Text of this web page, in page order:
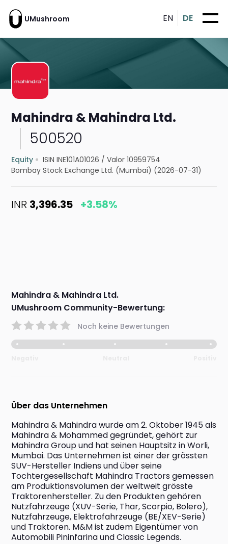
UMushroom EN DE
Mahindra & Mahindra Ltd.
500520
Equity ISIN INE101A01026 /Valor 10959754
Bombay Stock Exchange Ltd. (Mumbai) (2026-07-31)
INR 3,396.35 +3.58%
Mahindra & Mahindra Ltd.
UMushroom Community-Bewertung:
Noch keine Bewertungen
Über das Unternehmen
Mahindra & Mahindra wurde am 2. Oktober 1945 als
Mahindra & Mohammed gegründet, gehört zur
Mahindra Group und hat seinen Hauptsitz in Worli,
Mumbai. Das Unternehmen ist einer der grössten
SUV-Hersteller Indiens und über seine
Tochtergesellschaft Mahindra Tractors gemessen
am Produktionsvolumen der weltweit grösste
Traktorenhersteller. Zu den Produkten gehören
Nutzfahrzeuge (XUV-Serie, Thar, Scorpio, Bolero),
Nutzfahrzeuge, Elektrofahrzeuge (BE/XEV-Serie)
und Traktoren. M&M ist zudem Eigentümer von
Automobili Pininfarina und Classic Legends.